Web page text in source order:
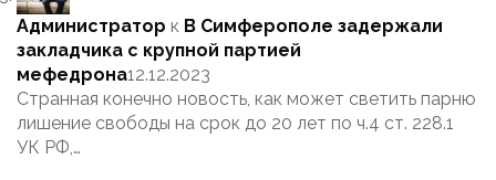
Администратор к В Симферополе задержали
закладчика с крупной партией
мефедрона12.12.2023
Странная конечно новость, как может светить парню
лишение свободы на срок до 20 лет по ч.4 ст. 228.1
УК РФ,…